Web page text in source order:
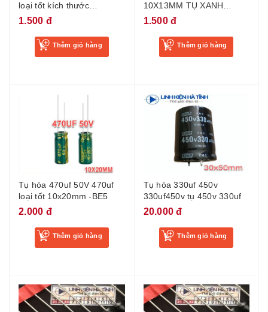
loại tốt kích thước
10x17mm - BH04
1.500 đ
Thêm giỏ hàng
10X13MM TỤ XANH
220UF 50V -BD5
1.500 đ
Thêm giỏ hàng
Tụ hóa 470uf 50V 470uf
loại tốt 10x20mm -BE5
2.000 đ
Thêm giỏ hàng
Tụ hóa 330uf 450v
330uf450v tụ 450v 330uf
20.000 đ
Thêm giỏ hàng